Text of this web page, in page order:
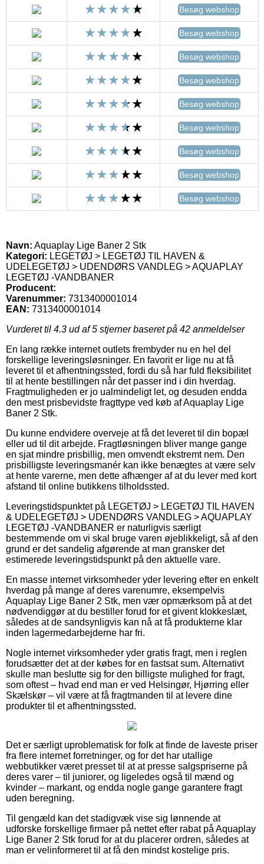
Besøg webshop
Besøg webshop
Besøg webshop
Besøg webshop
Besøg webshop
Besøg webshop
Besøg webshop
Besøg webshop
Besøg webshop
Navn: Aquaplay Lige Baner 2 Stk
Kategori: LEGETØJ > LEGETØJ TIL HAVEN &
UDELEGETØJ > UDENDØRS VANDLEG > AQUAPLAY
LEGETØJ -VANDBANER
Producent:
Varenummer: 7313400001014
EAN: 7313400001014
Vurderet til 4.3 ud af 5 stjerner baseret på 42 anmeldelser
En lang række internet outlets frembyder nu en hel del
forskellige leveringsløsninger. En favorit er lige nu at få
leveret til et afhentningssted, fordi du så har fuld fleksibilitet
til at hente bestillingen når det passer ind i din hverdag.
Fragtmuligheden er jo ualmindeligt let, og desuden endda
den mest prisbevidste fragttype ved køb af Aquaplay Lige
Baner 2 Stk.
Du kunne endvidere overveje at få det leveret til din bopæl
eller ud til dit arbejde. Fragtløsningen bliver mange gange
en sjat mindre prisbillig, men omvendt ekstremt nem. Den
prisbilligste leveringsmanér kan ikke benægtes at være selv
at hente varerne, men dette afhænger af at du lever med kort
afstand til online butikkens tilholdssted.
Leveringstidspunktet på LEGETØJ > LEGETØJ TIL HAVEN
& UDELEGETØJ > UDENDØRS VANDLEG > AQUAPLAY
LEGETØJ -VANDBANER er naturligvis særligt
bestemmende om vi skal bruge varen øjeblikkeligt, så af den
grund er det sandelig afgørende at man gransker det
estimerede leveringstidspunkt på den aktuelle vare.
En masse internet virksomheder yder levering efter en enkelt
hverdag på mange af deres varenumre, eksempelvis
Aquaplay Lige Baner 2 Stk, men vær opmærksom på at det
nødvendiggør at du bestiller forud for et givent klokkeslæt,
således at de sandsynligvis kan nå at få produkterne klar
inden lagermedarbejderne har fri.
Nogle internet virksomheder yder gratis fragt, men i reglen
forudsætter det at der købes for en fastsat sum. Alternativt
skulle man beslutte sig for den billigste mulighed for fragt,
som oftest – hvad end man er ved Helsingør, Hjørring eller
Skælskør – vil være at få fragtmanden til at levere dine
produkter til et afhentningssted.
Det er særligt uproblematisk for folk at finde de laveste priser
fra flere internet forretninger, og for det har utallige
webbutikker været presset til at at presse salgspriserne på
deres varer – til juniorer, og ligeledes også til mænd og
kvinder – markant, og endda nogle gange garantere fragt
uden beregning.
Til gengæld kan det stadigvæk vise sig lønnende at
udforske forskellige firmaer på nettet efter rabat på Aquaplay
Lige Baner 2 Stk forud for at du placerer ordren, således at
man er velinformeret til at få den mindst kostelige pris.